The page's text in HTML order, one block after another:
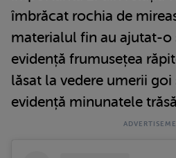
îmbrăcat rochia de
materialul fin au ajutat-o
evidență frumusețea
lăsat la vedere umerii goi
evidență minunatele